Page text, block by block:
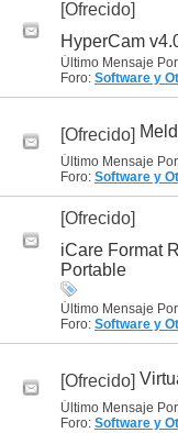
[Ofrecido]
HyperCam
Último Mensaje
Foro: Software y
[Ofrecido]
Último Mensaje
Foro: Software y
[Ofrecido]
iCare Format
Portable
Último Mensaje
Foro: Software y
[Ofrecido]
Último Mensaje
Foro: Software y